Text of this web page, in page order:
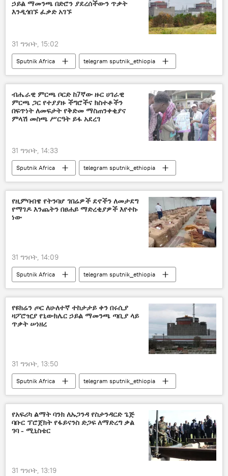
ኃይል ማመንጫ በድሮን ያደረሰችውን ጥቃት
እንዲጎበኙ ፈቃድ አገኙ
31 ግንቦት, 15:02
Sputnik Africa telegram sputnik_ethiopia
ብሔራዊ ምርጫ ቦርድ ከ7ኛው ዙር ሀገራዊ
ምርጫ ጋር የተያያዙ ችግሮችና ክስተቶችን
በፍጥነት ለመፍታት የቅድመ ማስጠንቀቂያና
ምላሽ መስጫ ሥርዓት ይፋ አደረገ
31 ግንቦት, 14:33
Sputnik Africa telegram sputnik_ethiopia
የዚምባብዌ የትንባሆ ገበሬዎች ደኖችን ለመታደግ
የማገዶ እንጨትን በፀሐይ ማድረቂያዎች እየተኩ
ነው
31 ግንቦት, 14:09
Sputnik Africa telegram sputnik_ethiopia
የዩክሬን ጦር ለሁለተኛ ተከታታይ ቀን በሩሲያ
ዛፖሮዢያ የኒውክሌር ኃይል ማመንጫ ጣቢያ ላይ
ጥቃት ሠነዘረ
31 ግንቦት, 13:50
Sputnik Africa telegram sputnik_ethiopia
የአፍሪካ ልማት ባንክ ለኡጋንዳ የስታንዳርድ ጌጅ
ባቡር ፕሮጀክት የፋይናንስ ድጋፍ ለማድረግ ቃል
ገባ - ሚኒስቴር
31 ግንቦት, 13:19